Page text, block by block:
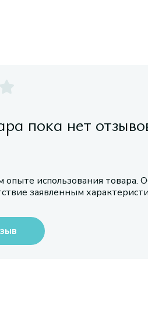
пока нет
опыте использования товара.
заявленным